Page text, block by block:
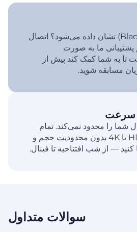
هنوز بلک‌اوت (Blackout) نشان داده می‌شود؟ اتصال
پشتیبانی ما به صورت
تا به شما کمک کند پیش از
مسابقه شوید.
سرعت
شما را محدود نمی‌کند. تمام
بازی‌ها را با کیفیت HD یا 4K بدون محدودیت حجم و
— از شب افتتاحیه تا فینال.
سوالات متداول